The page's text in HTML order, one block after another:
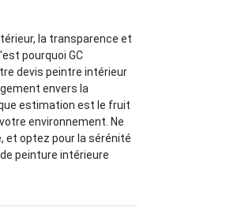
la transparence et
pourquoi GC
devis peintre intérieur
envers la
estimation est le fruit
environnement. Ne
et optez pour la sérénité
peinture intérieure